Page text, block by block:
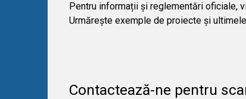
Pentru informații și reglementări oficiale,
Urmărește exemple de proiecte și
Contactează-ne pentru